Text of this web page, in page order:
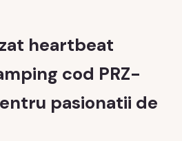
heartbeat
cod PRZ-
pasionatii de